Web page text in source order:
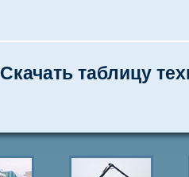
Скачать таблицу